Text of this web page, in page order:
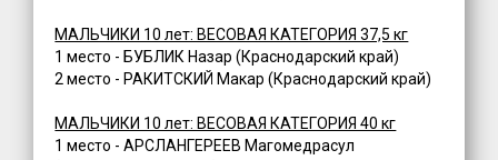
МАЛЬЧИКИ 10 лет: ВЕСОВАЯ КАТЕГОРИЯ 37,5 кг
1 место - БУБЛИК Назар (Краснодарский край)
2 место - РАКИТСКИЙ Макар (Краснодарский край)
МАЛЬЧИКИ 10 лет: ВЕСОВАЯ КАТЕГОРИЯ 40 кг
1 место - АРСЛАНГЕРЕЕВ Магомедрасул